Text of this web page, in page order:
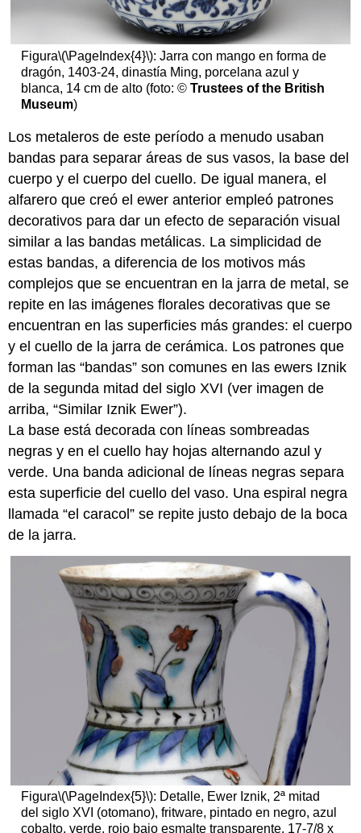
Figura\(\PageIndex{4}\): Jarra con mango en forma de
dragón, 1403-24, dinastía Ming, porcelana azul y
blanca, 14 cm de alto (foto: © Trustees of the British
Museum)
Los metaleros de este período a menudo usaban
bandas para separar áreas de sus vasos, la base del
cuerpo y el cuerpo del cuello. De igual manera, el
alfarero que creó el ewer anterior empleó patrones
decorativos para dar un efecto de separación visual
similar a las bandas metálicas. La simplicidad de
estas bandas, a diferencia de los motivos más
complejos que se encuentran en la jarra de metal, se
repite en las imágenes florales decorativas que se
encuentran en las superficies más grandes: el cuerpo
y el cuello de la jarra de cerámica. Los patrones que
forman las “bandas” son comunes en las ewers Iznik
de la segunda mitad del siglo XVI (ver imagen de
arriba, “Similar Iznik Ewer”).
La base está decorada con líneas sombreadas
negras y en el cuello hay hojas alternando azul y
verde. Una banda adicional de líneas negras separa
esta superficie del cuello del vaso. Una espiral negra
llamada “el caracol” se repite justo debajo de la boca
de la jarra.
Figura\(\PageIndex{5}\): Detalle, Ewer Iznik, 2ª mitad
del siglo XVI (otomano), fritware, pintado en negro, azul
cobalto, verde, rojo bajo esmalte transparente, 17-7/8 x